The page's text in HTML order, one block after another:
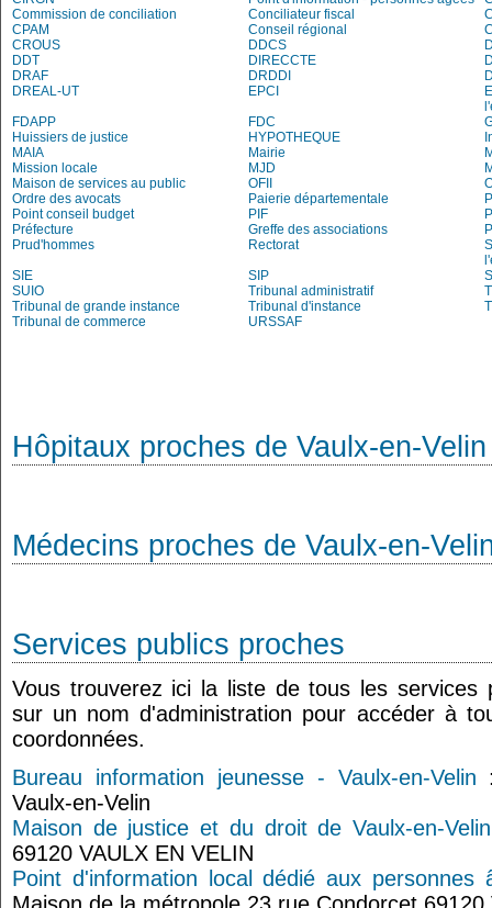
Commission de conciliation
Conciliateur fiscal
CPAM
Conseil régional
CROUS
DDCS
DDT
DIRECCTE
DRAF
DRDDI
DREAL-UT
EPCI
FDAPP
FDC
Huissiers de justice
HYPOTHEQUE
MAIA
Mairie
Mission locale
MJD
Maison de services au public
OFII
Ordre des avocats
Paierie départementale
Point conseil budget
PIF
Préfecture
Greffe des associations
Prud'hommes
Rectorat
SIE
SIP
SUIO
Tribunal administratif
Tribunal de grande instance
Tribunal d'instance
Tribunal de commerce
URSSAF
Hôpitaux proches de Vaulx-en-Velin
Médecins proches de Vaulx-en-
Services publics proches
Vous trouverez ici la liste de tous les services
sur un nom d'administration pour accéder à
coordonnées.
Bureau information jeunesse - Vaulx-en-Velin
Vaulx-en-Velin
Maison de justice et du droit de Vaulx-en-Velin
69120 VAULX EN VELIN
Point d'information local dédié aux personnes